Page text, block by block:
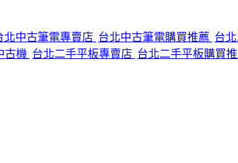
北中古筆電專賣店 台北中古筆電購買推薦 台
古機 台北二手平板專賣店 台北二手平板購買